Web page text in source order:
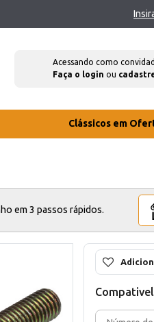
Acessando como
Faça o login ou
Clássicos em
em 3 passos rápidos.